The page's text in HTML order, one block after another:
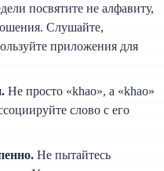
посвятите не алфавиту,
Слушайте,
приложения для
Не просто «khao», а «khao»
слово с его
Не пытайтесь